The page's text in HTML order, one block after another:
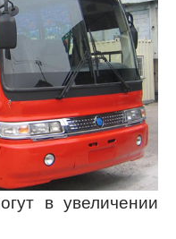
в увеличении